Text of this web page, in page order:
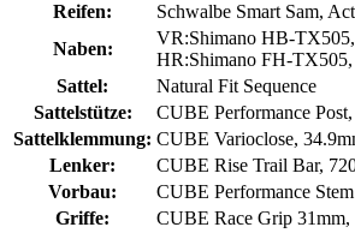
Reifen:
Schwalbe Smart Sam,
Naben:
VR:Shimano HB-
HR:Shimano FH-
Sattel:
Natural Fit Sequence
Sattelstütze:
CUBE Performance
Sattelklemmung: CUBE Varioclose,
Lenker:
CUBE Rise Trail Bar,
Vorbau:
CUBE Performance
Griffe:
CUBE Race Grip 31mm,